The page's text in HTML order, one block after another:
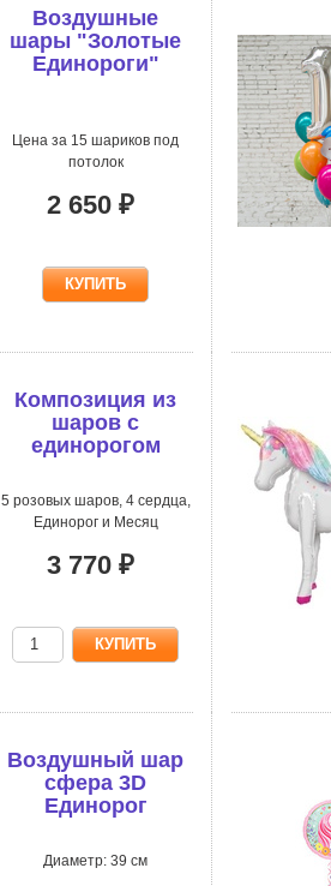
Воздушные
шары "Золотые
Единороги"
Цена за 15 шариков под
потолок
2 650 ₽
Композиция из
шаров с
единорогом
5 розовых шаров, 4 сердца,
Единорог и Месяц
3 770 ₽
Воздушный шар
сфера 3D
Единорог
Диаметр: 39 см